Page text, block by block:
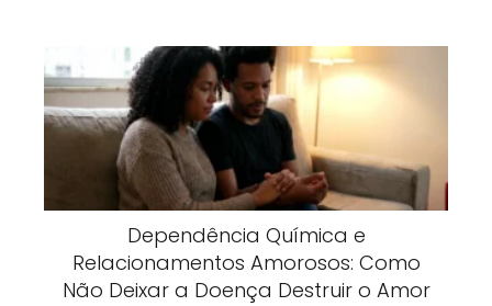
Dependência Química e
Relacionamentos Amorosos: Como
Não Deixar a Doença Destruir o Amor